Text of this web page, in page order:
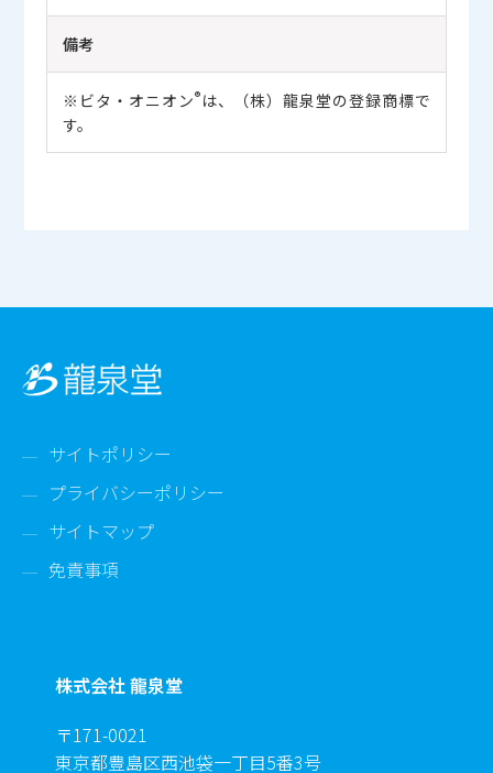
備考
※ビタ・オニオン®は、（株）龍泉堂の登録商標で
す。
サイトポリシー
プライバシーポリシー
サイトマップ
免責事項
株式会社 龍泉堂
〒171-0021
東京都豊島区西池袋一丁目5番3号